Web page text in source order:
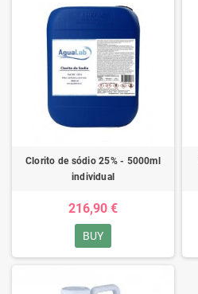
Clorito de sódio 25% - 5000ml
individual
216,90 €
BUY